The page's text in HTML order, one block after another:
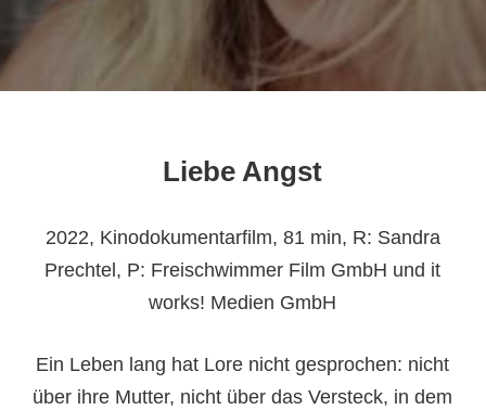
Liebe Angst
2022, Kinodokumentarfilm, 81 min, R: Sandra
Prechtel, P: Freischwimmer Film GmbH und it
works! Medien GmbH
Ein Leben lang hat Lore nicht gesprochen: nicht
über ihre Mutter, nicht über das Versteck, in dem